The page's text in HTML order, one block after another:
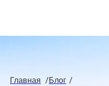
Главная /Блог /